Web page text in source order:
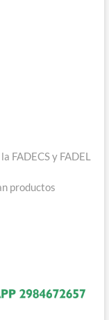
FADECS y FADEL
productos